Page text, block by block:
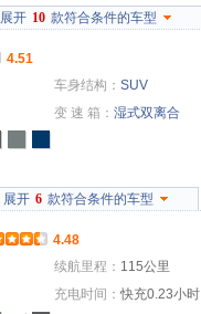
展开 10 款符合条件的车型
4.51
车身结构： SUV
变 速 箱： 湿式双离合
展开 6 款符合条件的车型
4.48
续航里程： 115公里
充电时间：快充0.23小时